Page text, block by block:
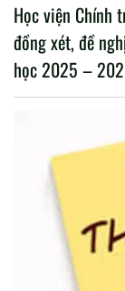
Học viện Chính
đồng xét, đề
học 2025 –